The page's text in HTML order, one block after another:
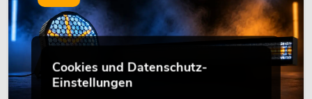
Cookies und Datenschutz-
Einstellungen